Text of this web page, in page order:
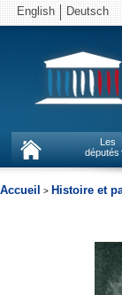
English Deutsch
Les
députés
Accueil > Histoire et